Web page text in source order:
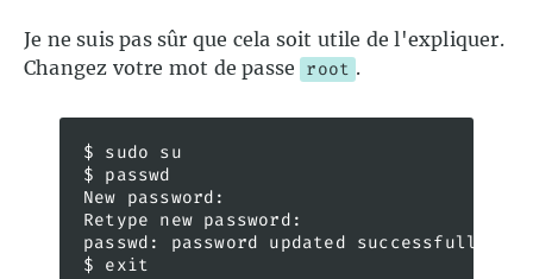
Je ne suis pas sûr que cela soit utile de l'expliquer.
Changez votre mot de passe root .
$ sudo su
$ passwd
New password:
Retype new password:
passwd: password updated successfully
$ exit